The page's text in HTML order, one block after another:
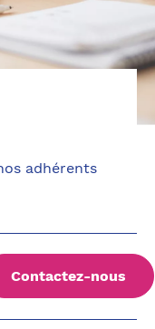
adhérents
Contactez-nous